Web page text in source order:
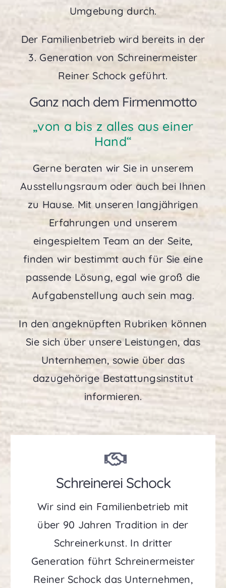
Umgebung durch.
Der Familienbetrieb wird bereits in der
3. Generation von Schreinermeister
Reiner Schock geführt.
Ganz nach dem Firmenmotto
„von a bis z alles aus einer
Hand“
Gerne beraten wir Sie in unserem
Ausstellungsraum oder auch bei Ihnen
zu Hause. Mit unseren langjährigen
Erfahrungen und unserem
eingespieltem Team an der Seite,
finden wir bestimmt auch für Sie eine
passende Lösung, egal wie groß die
Aufgabenstellung auch sein mag.
In den angeknüpften Rubriken können
Sie sich über unsere Leistungen, das
Unternhemen, sowie über das
dazugehörige Bestattungsinstitut
informieren.
Schreinerei Schock
Wir sind ein Familienbetrieb mit
über 90 Jahren Tradition in der
Schreinerkunst. In dritter
Generation führt Schreinermeister
Reiner Schock das Unternehmen,